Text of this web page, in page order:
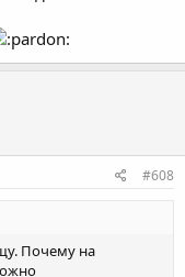
#608
Почему на